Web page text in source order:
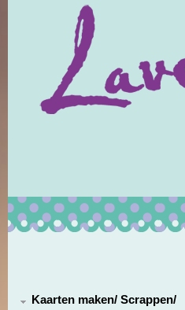
Kaarten maken/ Scrappen/